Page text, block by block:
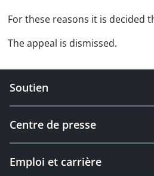
For these reasons it is decided
The appeal is dismissed.
Soutien
Centre de presse
Emploi et carrière